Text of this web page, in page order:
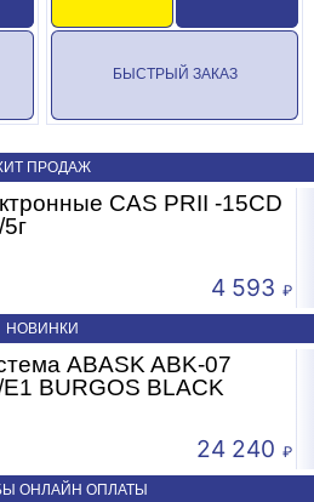
БЫСТРЫЙ ЗАКАЗ
ПРОДАЖ
CAS PRII -15CD
4 593
НОВИНКИ
ABASK ABK-07
BURGOS BLACK
24 240
ОНЛАЙН ОПЛАТЫ